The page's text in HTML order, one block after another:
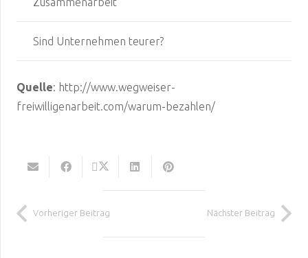
Sind Unternehmen teurer?
Quelle: http://www.wegweiser-
freiwilligenarbeit.com/warum-bezahlen/
Vorheriger Beitrag Nächster Beitrag